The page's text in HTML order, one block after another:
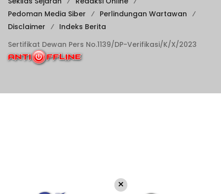
Pedoman Media Siber
Perlindungan Wartawan
Disclaimer
Indeks Berita
Sertifikat Dewan Pers No.1139/DP-Verifikasi/K/X/2023
×